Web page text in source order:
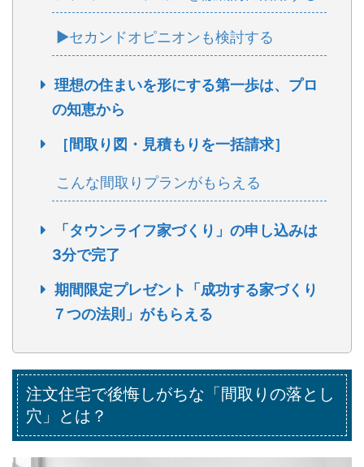
▶セカンドオピニオンも検討する
理想の住まいを形にする第一歩は、プロ
の知恵から
［間取り図・見積もりを一括請求］
こんな間取りプランがもらえる
「タウンライフ家づくり」の申し込みは
3分で完了
期間限定プレゼント「成功する家づくり
７つの法則」がもらえる
注文住宅で後悔しがちな「間取りの落とし
穴」とは？